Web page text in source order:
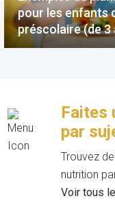
pour les enfants
préscolaire (de 3
Faites
par
Trouvez
nutrition
Voir tous